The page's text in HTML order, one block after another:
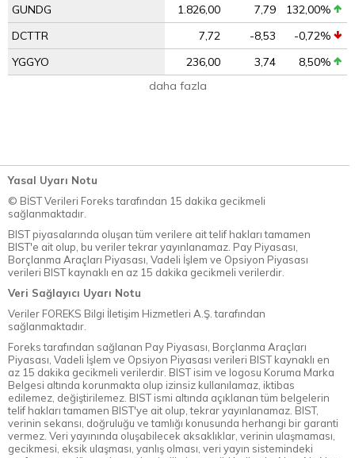
GUNDG
1.826,00 7,79
132,00%
DCTTR
7,72 -8,53
-0,72%
YGGYO
236,00 3,74
8,50%
daha fazla
Yasal Uyarı Notu
© BİST Verileri Foreks tarafından 15 dakika gecikmeli
sağlanmaktadır.
BIST piyasalarında oluşan tüm verilere ait telif hakları tamamen
BIST'e ait olup, bu veriler tekrar yayınlanamaz. Pay Piyasası,
Borçlanma Araçları Piyasası, Vadeli İşlem ve Opsiyon Piyasası
verileri BIST kaynaklı en az 15 dakika gecikmeli verilerdir.
Veri Sağlayıcı Uyarı Notu
Veriler FOREKS Bilgi İletişim Hizmetleri A.Ş. tarafından
sağlanmaktadır.
Foreks tarafından sağlanan Pay Piyasası, Borçlanma Araçları
Piyasası, Vadeli İşlem ve Opsiyon Piyasası verileri BIST kaynaklı en
az 15 dakika gecikmeli verilerdir. BIST isim ve logosu Koruma Marka
Belgesi altında korunmakta olup izinsiz kullanılamaz, iktibas
edilemez, değiştirilemez. BIST ismi altında açıklanan tüm belgelerin
telif hakları tamamen BIST'ye ait olup, tekrar yayınlanamaz. BIST,
verinin sekansı, doğruluğu ve tamlığı konusunda herhangi bir garanti
vermez. Veri yayınında oluşabilecek aksaklıklar, verinin ulaşmaması,
gecikmesi, eksik ulaşması, yanlış olması, veri yayın sistemindeki